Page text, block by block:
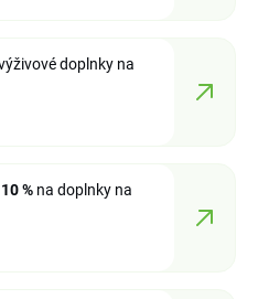
doplnky na
% na doplnky na